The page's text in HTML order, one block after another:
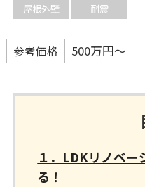
屋根外壁
耐震
参考価格 500万円～
１．LDKリノベー
る！